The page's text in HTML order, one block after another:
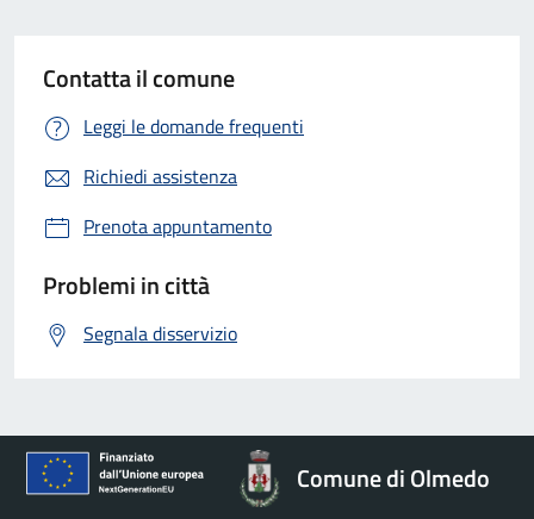
Contatta il comune
Leggi le domande frequenti
Richiedi assistenza
Prenota appuntamento
Problemi in città
Segnala disservizio
Comune di Olmedo